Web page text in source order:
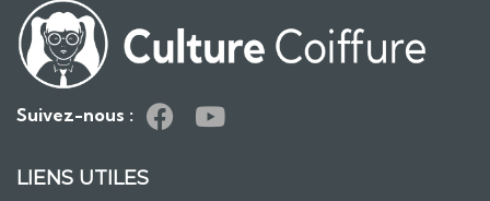
Suivez-nous :
LIENS UTILES